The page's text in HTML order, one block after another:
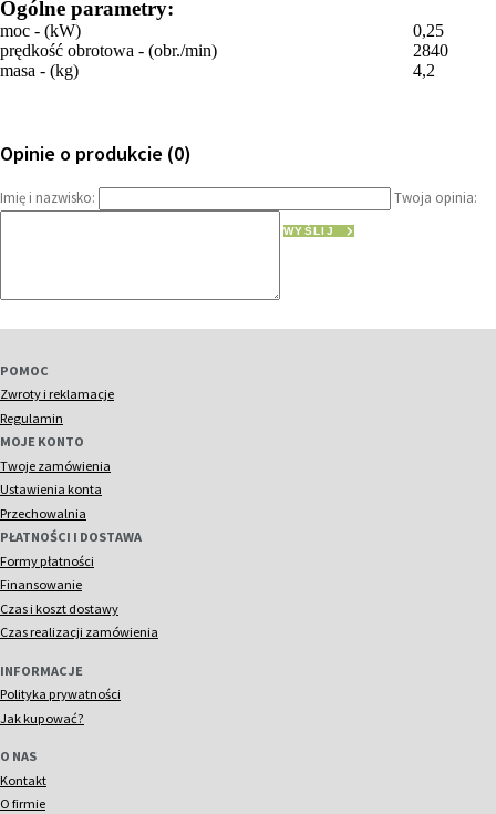
Ogólne parametry:
moc - (kW)
0,25
prędkość obrotowa - (obr./min)
2840
masa - (kg)
4,2
Opinie o produkcie (0)
Imię i nazwisko: Twoja opinia:
WYŚLIJ
POMOC
Zwroty i reklamacje
Regulamin
MOJE KONTO
Twoje zamówienia
Ustawienia konta
Przechowalnia
PŁATNOŚCI I DOSTAWA
Formy płatności
Finansowanie
Czas i koszt dostawy
Czas realizacji zamówienia
INFORMACJE
Polityka prywatności
Jak kupować?
O NAS
Kontakt
O firmie